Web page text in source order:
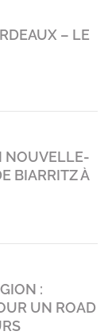
– LE
NOUVELLE-
BIARRITZ À
:
UN ROAD